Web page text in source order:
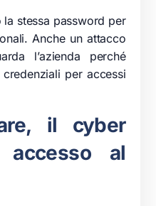
la stessa password per
Anche un attacco
l’azienda perché
per accessi
il cyber
accesso al